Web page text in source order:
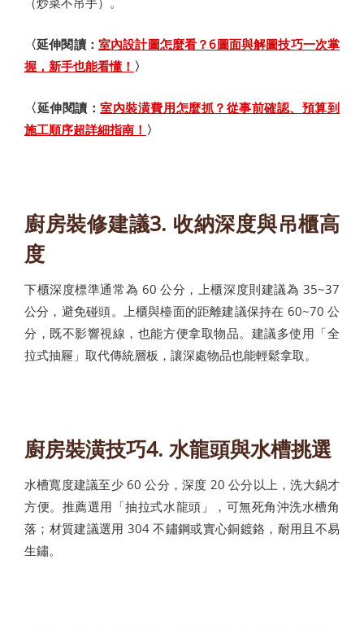
〈延伸閱讀： 室內設計圖怎麼看？6圖面與解圖技巧一次掌
握，新手也能看懂！ 〉
〈延伸閱讀：室內裝潢費用怎麼抓？從事前確認、預算到
施工順序超詳細指南！ 〉
廚房裝修建議3. 收納深度與吊櫃高
度
下櫃深度標準通常為 60 公分，上櫃深度則建議為 35~37
公分，避免碰頭。上櫃與檯面的距離建議保持在 60~70 公
分，既不影響視線，也能方便拿取物品。建議多使用「全
拉式抽屜」取代傳統層板，讓深處物品也能輕鬆拿取。
廚房裝潢技巧4. 水龍頭與水槽挑選
水槽寬度建議至少 60 公分，深度 20 公分以上，洗大鍋才
方便。推薦選用「抽拉式水龍頭」，可無死角沖洗水槽角
落；材質建議選用 304 不鏽鋼或實心銅鍍鉻，耐用且不易
生鏽。